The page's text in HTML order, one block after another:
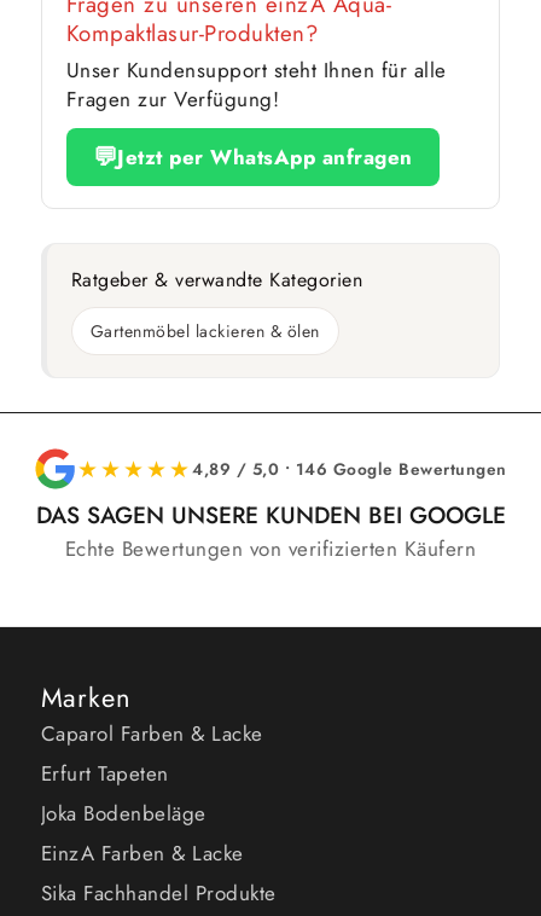
Kompaktlasur-Produkten?
Unser Kundensupport steht Ihnen für alle
Fragen zur Verfügung!
💬Jetzt per WhatsApp anfragen
Ratgeber & verwandte Kategorien
Gartenmöbel lackieren & ölen
★★★★★4,89 / 5,0 • 146 Google Bewertungen
DAS SAGEN UNSERE KUNDEN BEI GOOGLE
Echte Bewertungen von verifizierten Käufern
Marken
Caparol Farben & Lacke
Erfurt Tapeten
Joka Bodenbeläge
EinzA Farben & Lacke
Sika Fachhandel Produkte